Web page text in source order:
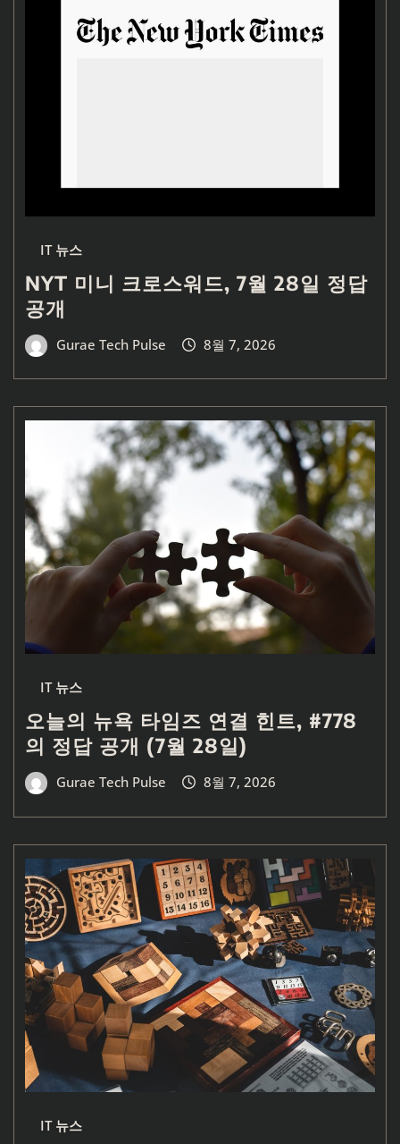
IT 뉴스
NYT 미니 크로스워드, 7월 28일 정답
공개
Gurae Tech Pulse 8월 7, 2026
IT 뉴스
오늘의 뉴욕 타임즈 연결 힌트, #778
의 정답 공개 (7월 28일)
Gurae Tech Pulse 8월 7, 2026
IT 뉴스